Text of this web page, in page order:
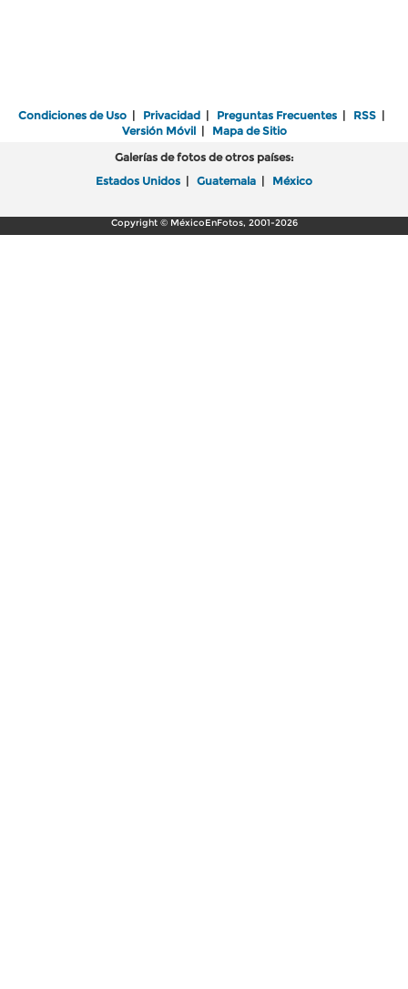
Condiciones de Uso | Privacidad | Preguntas Frecuentes | RSS |
Versión Móvil| Mapa de Sitio
Galerías de fotos de otros países:
Estados Unidos | Guatemala | México
Copyright © MéxicoEnFotos, 2001-2026